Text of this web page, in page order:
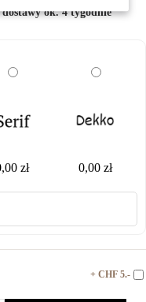
ok. 4 tygodnie
zł
0,00 zł
+ CHF 5.-